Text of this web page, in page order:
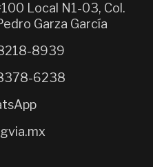
Local N1-03, Col.
Garza García
8939
6238